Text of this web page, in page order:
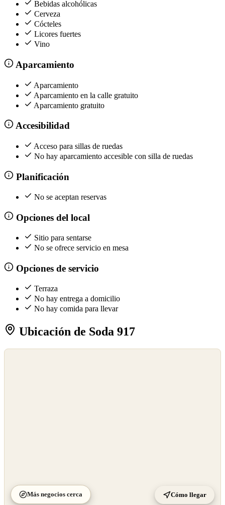
Bebidas alcohólicas
Cerveza
Cócteles
Licores fuertes
Vino
Aparcamiento
Aparcamiento
Aparcamiento en la calle gratuito
Aparcamiento gratuito
Accesibilidad
Acceso para sillas de ruedas
No hay aparcamiento accesible con silla de ruedas
Planificación
No se aceptan reservas
Opciones del local
Sitio para sentarse
No se ofrece servicio en mesa
Opciones de servicio
Terraza
No hay entrega a domicilio
No hay comida para llevar
Ubicación de Soda 917
Más negocios cerca Cómo llegar